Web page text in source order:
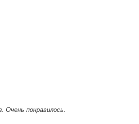
Очень понравилось.